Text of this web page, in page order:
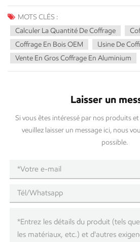
MOTS CLÉS :
Calculer La Quantité De Coffrage
Coffrage En Bois OEM
Usine De
Vente En Gros Coffrage En Aluminium
Laisser un
Si vous êtes intéressé par nos produits
veuillez laisser un message ici, nous
possible.